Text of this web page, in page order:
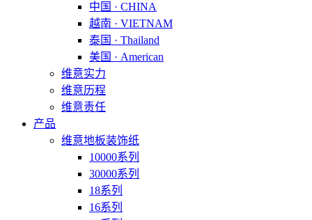
中国 · CHINA
越南 · VIETNAM
泰国 · Thailand
美国 · American
维意实力
维意历程
维意责任
产品
维意地板装饰纸
10000系列
30000系列
18系列
16系列